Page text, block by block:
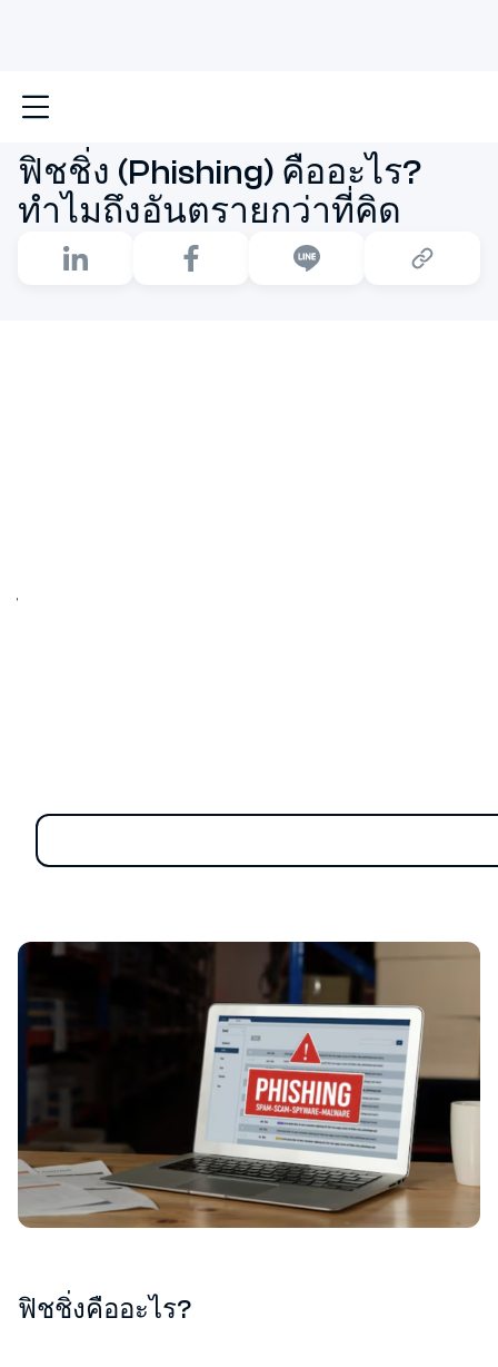
หน้าหลัก
ฟิชชิ่ง (Phishing) คืออะไร?
ทำไมถึงอันตรายกว่าที่คิด
ทำความเข้าใจกับการโจมตี
แบบฟิชชิ่ง!
ฟิชชิ่งคืออะไร?